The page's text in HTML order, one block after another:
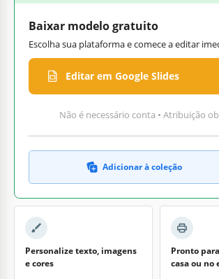
Baixar modelo gratuito
Escolha sua plataforma e comece a editar
Editar em Google Slides
Não é necessário conta • Atribuição
Adicionar à coleção
Personalize texto, imagens
e cores
Pronto
casa ou no